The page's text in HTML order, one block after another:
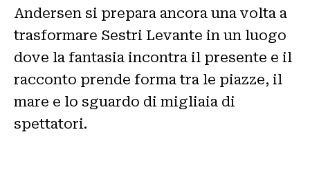
Andersen si prepara ancora una volta a
trasformare Sestri Levante in un luogo
dove la fantasia incontra il presente e il
racconto prende forma tra le piazze, il
mare e lo sguardo di migliaia di
spettatori.